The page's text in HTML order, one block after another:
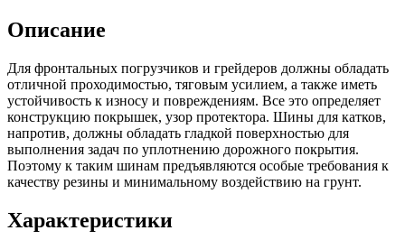
Описание
Для фронтальных погрузчиков и грейдеров должны обладать
отличной проходимостью, тяговым усилием, а также иметь
устойчивость к износу и повреждениям. Все это определяет
конструкцию покрышек, узор протектора. Шины для катков,
напротив, должны обладать гладкой поверхностью для
выполнения задач по уплотнению дорожного покрытия.
Поэтому к таким шинам предъявляются особые требования к
качеству резины и минимальному воздействию на грунт.
Характеристики